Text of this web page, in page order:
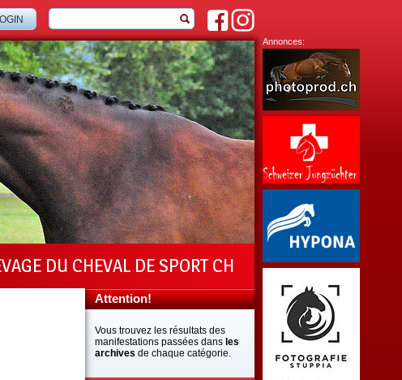
DU CHEVAL DE SPORT CH
Attention!
Vous trouvez les résultats des
manifestations passées dans les
archives de chaque catégorie.
Annonces: